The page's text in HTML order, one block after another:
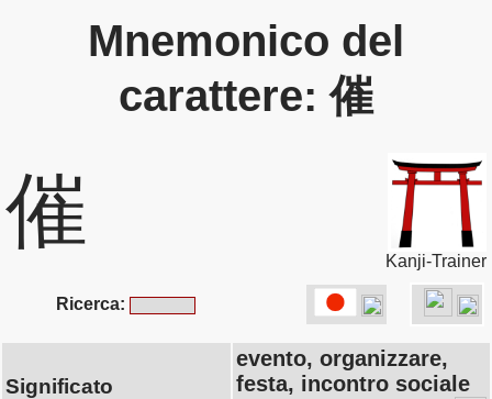
Mnemonico del
carattere: 催
催
Kanji-Trainer
Ricerca:
Significato
evento, organizzare,
festa, incontro sociale